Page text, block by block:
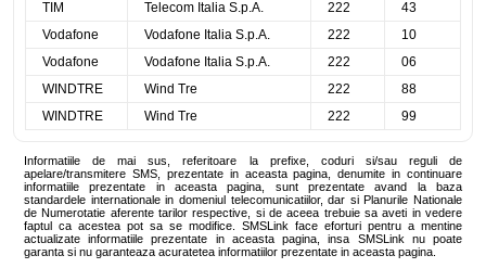
TIM
Telecom Italia S.p.A. 222
43
Vodafone
Vodafone Italia S.p.A. 222
10
Vodafone
Vodafone Italia S.p.A. 222
06
WINDTRE
Wind Tre 222
88
WINDTRE
Wind Tre 222 99
Informatiile de mai sus, referitoare la prefixe, coduri si/sau reguli de
apelare/transmitere SMS, prezentate in aceasta pagina, denumite in continuare
informatiile prezentate in aceasta pagina, sunt prezentate avand la baza
standardele internationale in domeniul telecomunicatiilor, dar si Planurile Nationale
de Numerotatie aferente tarilor respective, si de aceea trebuie sa aveti in vedere
faptul ca acestea pot sa se modifice. SMSLink face eforturi pentru a mentine
actualizate informatiile prezentate in aceasta pagina, insa SMSLink nu poate
garanta si nu garanteaza acuratetea informatiilor prezentate in aceasta pagina.